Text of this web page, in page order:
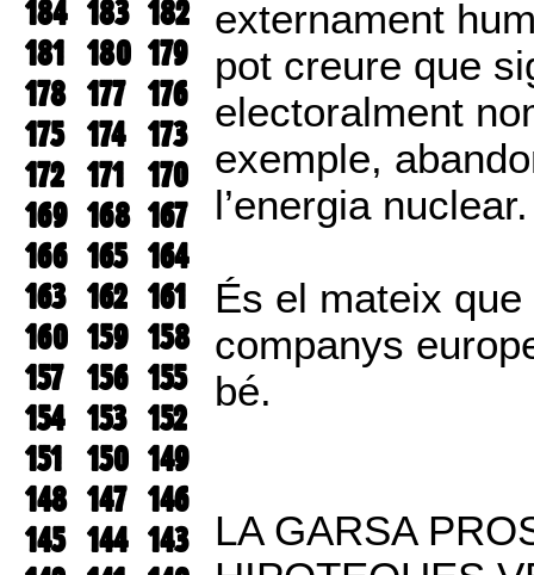
184 183 182
181 180 179
178 177 176
175 174 173
172 171 170
169 168 167
166 165 164
163 162 161
160 159 158
157 156 155
154 153 152
151
150 149
148 147 146
145 144 143
externament
pot creure que
electoralment
exemple,
l’energia nuclear.
És el mateix
companys
bé.
LA GARSA